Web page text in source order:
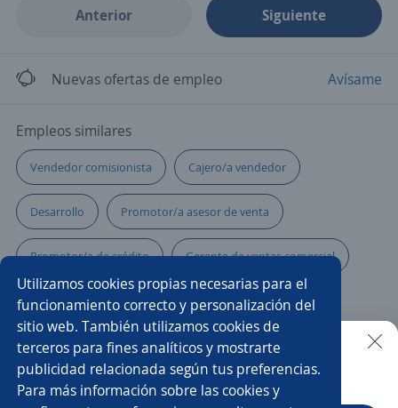
Utilizamos cookies propias necesarias para el
funcionamiento correcto y personalización del
sitio web. También utilizamos cookies de
terceros para fines analíticos y mostrarte
publicidad relacionada según tus preferencias.
Para más información sobre las cookies y
Anterior Siguiente
Nuevas ofertas de empleo Avísame
Empleos similares
Vendedor comisionista Cajero/a vendedor
Desarrollo Promotor/a asesor de venta
Promotor/a de crédito Gerente de ventas comercial
Gerente comercial Asesor/a patrimonial
Ejecutivo/a de ventas Ejecutivo de crédito
Analista administrativo Asesor/a telefónico
Buscar es más fácil en la app